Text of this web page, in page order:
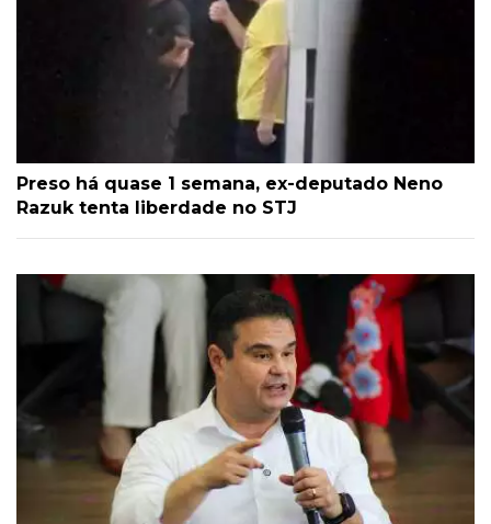
Preso há quase 1 semana, ex-deputado Neno
Razuk tenta liberdade no STJ